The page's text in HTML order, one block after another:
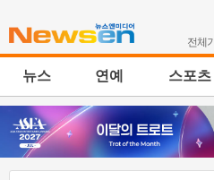
전체
뉴스 연예 스포츠